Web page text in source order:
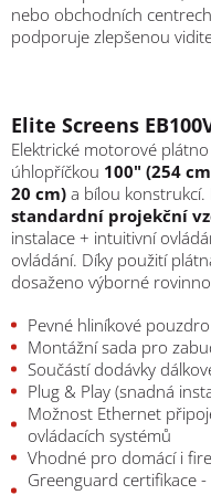
nebo obchodních
podporuje zlepšenou
Elite Screens
Elektrické motorové
úhlopříčkou 100" (254
20 cm) a bílou
standardní projekční
instalace + intuitivní
ovládání. Díky použití
dosaženo výborné
Pevné hliníkové pouzdro
Montážní sada pro
Součástí dodávky
Plug & Play (snadná
Možnost Ethernet
ovládacích systémů
Vhodné pro domácí i
Greenguard certifikace